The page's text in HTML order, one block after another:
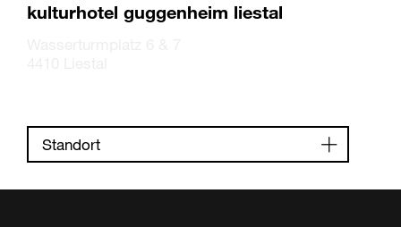
kulturhotel guggenheim liestal
Standort